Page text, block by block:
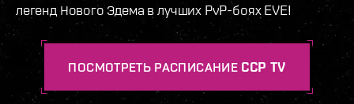
легенд Нового Эдема в лучших PvP-боях EVE!
ПОСМОТРЕТЬ РАСПИСАНИЕ CCP TV